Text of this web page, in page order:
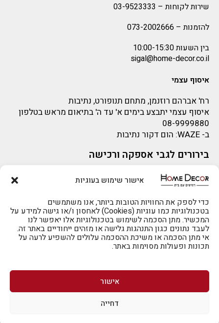
אישור שימוש בעוגיות
כדי לספק את החוויות הטובות ביותר, אנו משתמשים
בטכנולוגיות כמו עוגיות (Cookies) לאחסון ו/או גישה למידע על
המכשיר. מתן הסכמה לשימוש בטכנולוגיות אלו יאפשר לנו
לעבד נתונים כגון התנהגות גלישה או מזהים ייחודיים באתר זה.
אי מתן הסכמה או משיכת ההסכמה עלולים להשפיע לרעה על
תכונות ופעולות מסוימות באתר.
אישור
דחייה
להזמנות 073-2002666
שירות לקוחות – 03-9523333
להזמנות – 073-2002666
בין השעות 10:00-15:30
sigal@home-decor.co.il
איסוף עצמי
רח' אברהם רוזנמן, מתחם תנופורט, נתיבות
איסוף עצמי יתבצע בימים א' עד ה' בתיאום מראש בטלפון
08-9999880
ב- WAZE: הום דקור נתיבות
בירורים לגבי אספקה ורכישה
בירור לגבי אספקה -ניתן לפנות למייל:
sigal@home-decor.co.il
פניות לפני רכישה – ניתן לפנות למייל: omer@home-
decor.co.il
לרכישה טלפונית: 073-2002666